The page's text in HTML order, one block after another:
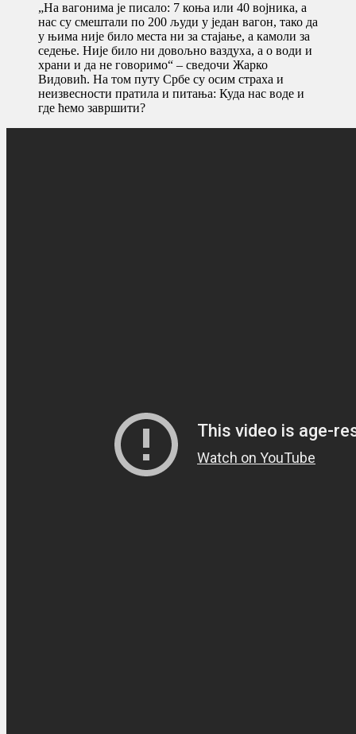
„На вагонима је писало: 7 коња или 40 војника, а
нас су смештали по 200 људи у један вагон, тако да
у њима није било места ни за стајање, а камоли за
седење. Није било ни довољно ваздуха, а о води и
храни и да не говоримо“ – сведочи Жарко
Видовић. На том путу Србе су осим страха и
неизвесности пратила и питања: Куда нас воде и
где ћемо завршити?